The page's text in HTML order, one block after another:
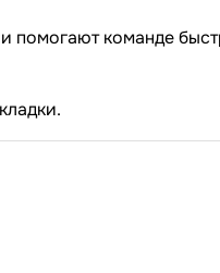
помогают команде